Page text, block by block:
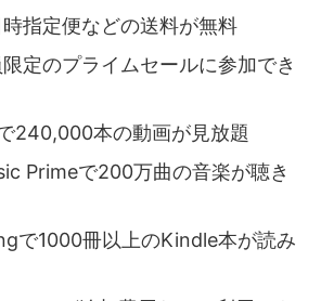
指定便などの送料が無料
定のプライムセールに参加でき
240,000本の動画が見放題
Primeで200万曲の音楽が聴き
で1000冊以上のKindle本が読み